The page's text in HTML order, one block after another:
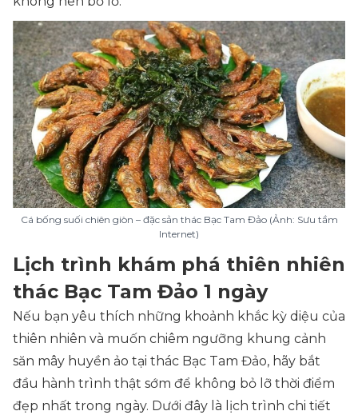
Cá bống suối chiên giòn – đặc sản thác Bạc Tam Đảo (Ảnh: Sưu tầm
Internet)
Lịch trình khám phá thiên nhiên
thác Bạc Tam Đảo 1 ngày
Nếu bạn yêu thích những khoảnh khắc kỳ diệu của
thiên nhiên và muốn chiêm ngưỡng khung cảnh
săn mây huyền ảo tại thác Bạc Tam Đảo, hãy bắt
đầu hành trình thật sớm để không bỏ lỡ thời điểm
đẹp nhất trong ngày. Dưới đây là lịch trình chi tiết